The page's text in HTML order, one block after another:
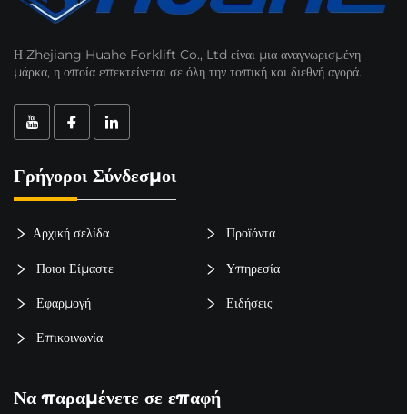
Η Zhejiang Huahe Forklift Co., Ltd είναι μια αναγνωρισμένη
μάρκα, η οποία επεκτείνεται σε όλη την τοπική και διεθνή αγορά.
Γρήγοροι Σύνδεσμοι
Αρχική σελίδα Προϊόντα
Ποιοι Είμαστε Υπηρεσία
Εφαρμογή Ειδήσεις
Επικοινωνία
Να παραμένετε σε επαφή